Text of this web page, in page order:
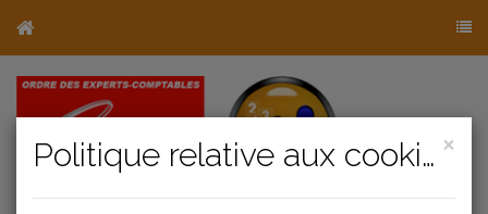
×
Politique relative aux cookies